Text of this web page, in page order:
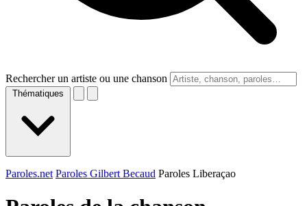
Rechercher un artiste ou une chanson
Thématiques
Paroles.net Paroles Gilbert Becaud Paroles Liberaçao